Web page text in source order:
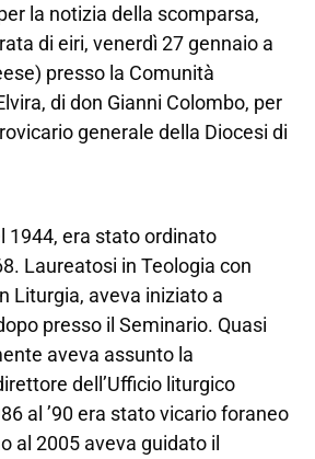
la notizia della scomparsa,
di eiri, venerdì 27 gennaio a
presso la Comunità
di don Gianni Colombo, per
generale della Diocesi di
1944, era stato ordinato
Laureatosi in Teologia con
Liturgia, aveva iniziato a
presso il Seminario. Quasi
aveva assunto la
dell’Ufficio liturgico
al ’90 era stato vicario foraneo
al 2005 aveva guidato il